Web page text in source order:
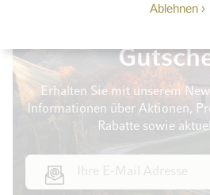
Ablehnen
Erhalten Sie mit unserem
Informationen über Aktionen,
Rabatte sowie